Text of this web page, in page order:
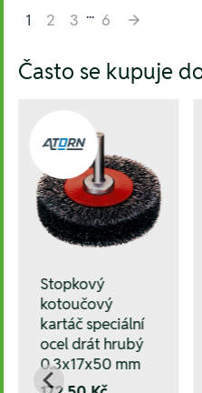
1
2 3 ... 6
Často se kupuje
Stopkový
kotoučový
kartáč speciální
ocel drát hrubý
0.3x17x50 mm